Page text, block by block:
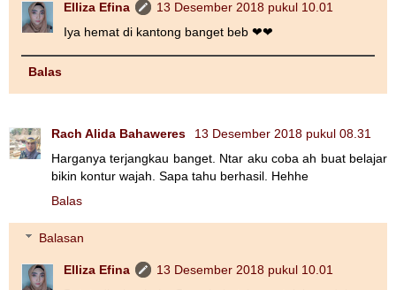
Elliza Efina
13 Desember 2018 pukul 10.01
Iya hemat di kantong banget beb ❤❤
Balas
Rach Alida Bahaweres
13 Desember 2018 pukul 08.31
Harganya terjangkau banget. Ntar aku coba ah buat belajar
bikin kontur wajah. Sapa tahu berhasil. Hehhe
Balas
Balasan
Elliza Efina
13 Desember 2018 pukul 10.01